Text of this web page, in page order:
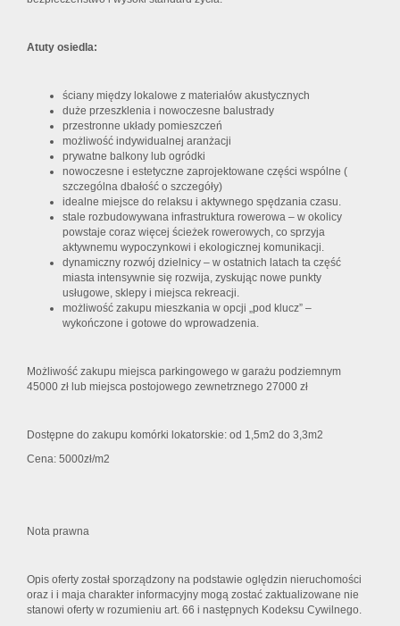
Atuty osiedla:
ściany między lokalowe z materiałów akustycznych
duże przeszklenia i nowoczesne balustrady
przestronne układy pomieszczeń
możliwość indywidualnej aranżacji
prywatne balkony lub ogródki
nowoczesne i estetyczne zaprojektowane części wspólne (
szczególna dbałość o szczegóły)
idealne miejsce do relaksu i aktywnego spędzania czasu.
stale rozbudowywana infrastruktura rowerowa – w okolicy
powstaje coraz więcej ścieżek rowerowych, co sprzyja
aktywnemu wypoczynkowi i ekologicznej komunikacji.
dynamiczny rozwój dzielnicy – w ostatnich latach ta część
miasta intensywnie się rozwija, zyskując nowe punkty
usługowe, sklepy i miejsca rekreacji.
możliwość zakupu mieszkania w opcji „pod klucz” –
wykończone i gotowe do wprowadzenia.
Możliwość zakupu miejsca parkingowego w garażu podziemnym
45000 zł lub miejsca postojowego zewnetrznego 27000 zł
Dostępne do zakupu komórki lokatorskie: od 1,5m2 do 3,3m2
Cena: 5000zł/m2
Nota prawna
Opis oferty został sporządzony na podstawie oględzin nieruchomości
oraz i i maja charakter informacyjny mogą zostać zaktualizowane nie
stanowi oferty w rozumieniu art. 66 i następnych Kodeksu Cywilnego.